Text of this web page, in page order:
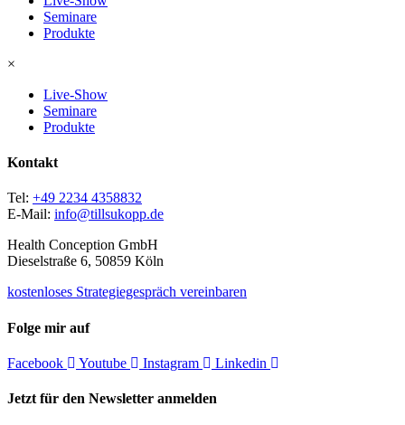
Seminare
Produkte
×
Live-Show
Seminare
Produkte
Kontakt
Tel: +49 2234 4358832
E-Mail: info@tillsukopp.de
Health Conception GmbH
Dieselstraße 6, 50859 Köln
kostenloses Strategiegespräch vereinbaren
Folge mir auf
Facebook Youtube Instagram Linkedin
Jetzt für den Newsletter anmelden